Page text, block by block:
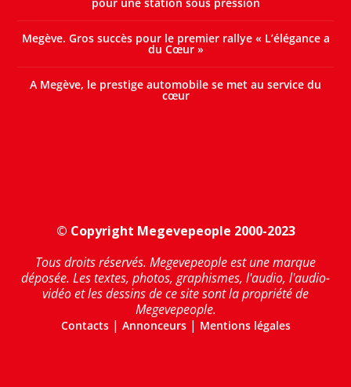
Megève. Gros succès pour le premier rallye « L’élégance a
du Cœur »
A Megève, le prestige automobile se met au service du
cœur
© Copyright Megevepeople 2000-2023
Tous droits réservés. Megevepeople est une marque
déposée. Les textes, photos, graphismes, l'audio, l'audio-
vidéo et les dessins de ce site sont la propriété de
Megevepeople.
Contacts| Annonceurs| Mentions légales